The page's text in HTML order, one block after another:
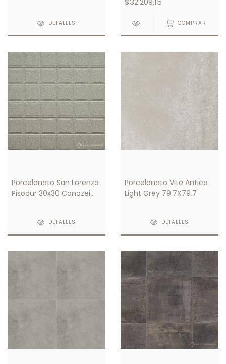
DETALLES COMPRAR
Porcelanato San Lorenzo
Pisodur 30x30 Canazei
DETALLES
Porcelanato Vite Antico
Light Grey 79.7X79.7
DETALLES